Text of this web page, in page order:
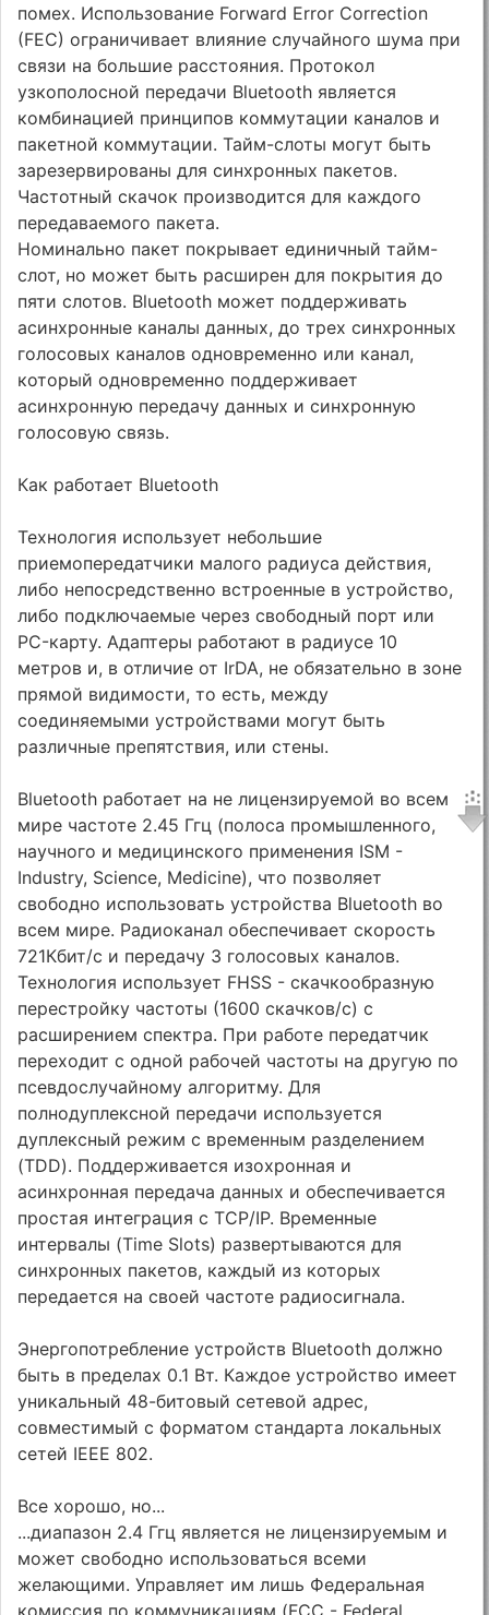
помех. Использование Forward Error Correction
(FEC) ограничивает влияние случайного шума при
связи на большие расстояния. Протокол
узкополосной передачи Bluetooth является
комбинацией принципов коммутации каналов и
пакетной коммутации. Тайм-слоты могут быть
зарезервированы для синхронных пакетов.
Частотный скачок производится для каждого
передаваемого пакета.
Номинально пакет покрывает единичный тайм-
слот, но может быть расширен для покрытия до
пяти слотов. Bluetooth может поддерживать
асинхронные каналы данных, до трех синхронных
голосовых каналов одновременно или канал,
который одновременно поддерживает
асинхронную передачу данных и синхронную
голосовую связь.
Как работает Bluetooth
Технология использует небольшие
приемопередатчики малого радиуса действия,
либо непосредственно встроенные в устройство,
либо подключаемые через свободный порт или
PC-карту. Адаптеры работают в радиусе 10
метров и, в отличие от IrDA, не обязательно в зоне
прямой видимости, то есть, между
соединяемыми устройствами могут быть
различные препятствия, или стены.
Bluetooth работает на не лицензируемой во всем
мире частоте 2.45 Ггц (полоса промышленного,
научного и медицинского применения ISM -
Industry, Science, Medicine), что позволяет
свободно использовать устройства Bluetooth во
всем мире. Радиоканал обеспечивает скорость
721Кбит/с и передачу 3 голосовых каналов.
Технология использует FHSS - скачкообразную
перестройку частоты (1600 скачков/с) с
расширением спектра. При работе передатчик
переходит с одной рабочей частоты на другую по
псевдослучайному алгоритму. Для
полнодуплексной передачи используется
дуплексный режим с временным разделением
(TDD). Поддерживается изохронная и
асинхронная передача данных и обеспечивается
простая интеграция с TCP/IP. Временные
интервалы (Time Slots) развертываются для
синхронных пакетов, каждый из которых
передается на своей частоте радиосигнала.
Энергопотребление устройств Bluetooth должно
быть в пределах 0.1 Вт. Каждое устройство имеет
уникальный 48-битовый сетевой адрес,
совместимый с форматом стандарта локальных
сетей IEEE 802.
Все хорошо, но...
...диапазон 2.4 Ггц является не лицензируемым и
может свободно использоваться всеми
желающими. Управляет им лишь Федеральная
комиссия по коммуникациям (FCC - Federal